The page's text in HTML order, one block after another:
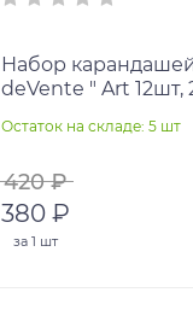
Набор
deVente " Art 12шт,
шестигранный
Остаток на складе: 5 шт
420 ₽
380 ₽
за 1 шт